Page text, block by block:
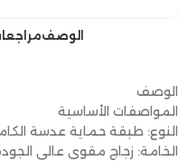
الوصف
الوصف
المواصفات الأساسية
النوع: طبقة حماية عدسة
الخامة: زجاج مقوى عالي